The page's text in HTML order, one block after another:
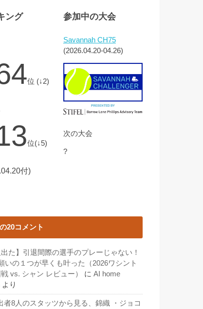
ング
位 (↓2)
位(↓5)
付)
参加中の大会
Savannah CH75
(2026.04.20-04.26)
次の大会
?
20コメント
出た】引退間際の選手のプレーじゃない！
いの１つが早くも叶った（2026ワシント
vs. シャン レビュー）
に AI home
より
者8人のスタッツから見る、錦織 ・ジョコ